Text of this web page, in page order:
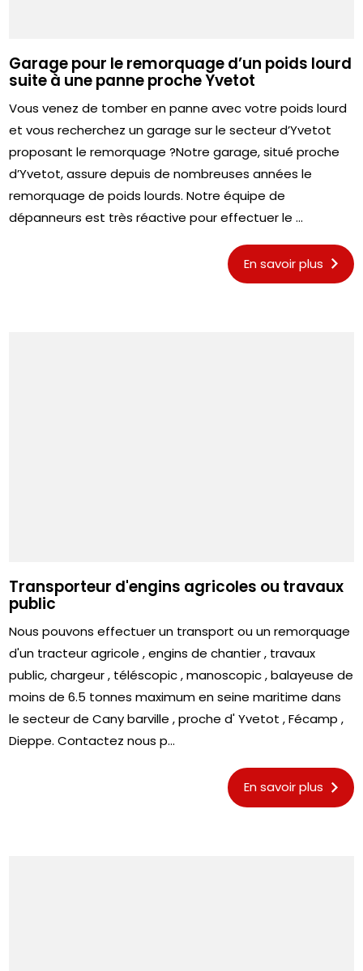
Garage pour le remorquage d’un poids lourd
suite à une panne proche Yvetot
Vous venez de tomber en panne avec votre poids lourd
et vous recherchez un garage sur le secteur d’Yvetot
proposant le remorquage ?Notre garage, situé proche
d’Yvetot, assure depuis de nombreuses années le
remorquage de poids lourds. Notre équipe de
dépanneurs est très réactive pour effectuer le ...
En savoir plus
Transporteur d'engins agricoles ou travaux
public
Nous pouvons effectuer un transport ou un remorquage
d'un tracteur agricole , engins de chantier , travaux
public, chargeur , téléscopic , manoscopic , balayeuse de
moins de 6.5 tonnes maximum en seine maritime dans
le secteur de Cany barville , proche d' Yvetot , Fécamp ,
Dieppe. Contactez nous p...
En savoir plus